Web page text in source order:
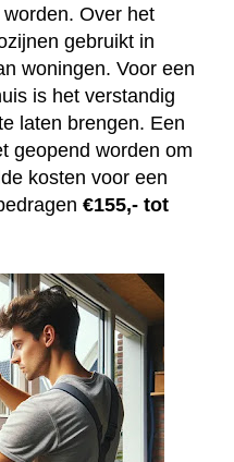
Over het
gebruikt in
woningen. Voor een
is het verstandig
laten brengen. Een
geopend worden om
kosten voor een
€155,- tot